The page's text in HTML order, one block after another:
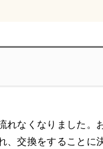
れなくなりました
、交換をすること